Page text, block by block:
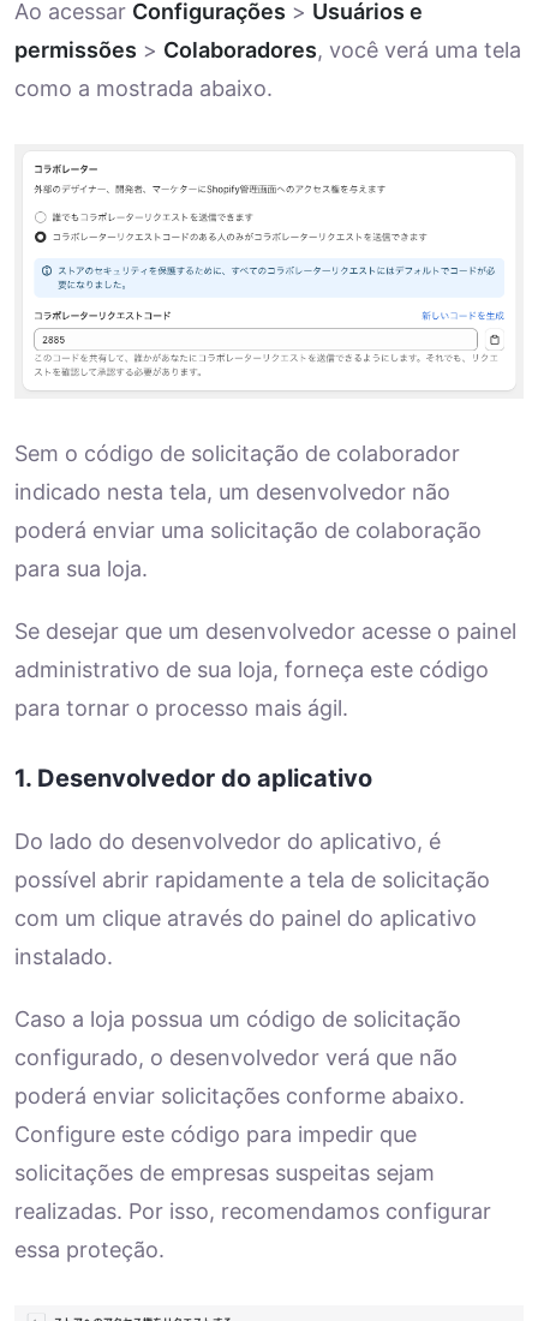
Ao acessar Configurações > Usuários e
permissões > Colaboradores, você verá uma tela
como a mostrada abaixo.
Sem o código de solicitação de colaborador
indicado nesta tela, um desenvolvedor não
poderá enviar uma solicitação de colaboração
para sua loja.
Se desejar que um desenvolvedor acesse o painel
administrativo de sua loja, forneça este código
para tornar o processo mais ágil.
1. Desenvolvedor do aplicativo
Do lado do desenvolvedor do aplicativo, é
possível abrir rapidamente a tela de solicitação
com um clique através do painel do aplicativo
instalado.
Caso a loja possua um código de solicitação
configurado, o desenvolvedor verá que não
poderá enviar solicitações conforme abaixo.
Configure este código para impedir que
solicitações de empresas suspeitas sejam
realizadas. Por isso, recomendamos configurar
essa proteção.